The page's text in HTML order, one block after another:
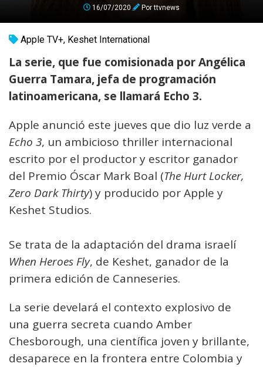
16/07/2020 Porttvnews
Apple TV+, Keshet International
La serie, que fue comisionada por Angélica
Guerra Tamara, jefa de programación
latinoamericana, se llamará Echo 3.
Apple anunció este jueves que dio luz verde a
Echo 3, un ambicioso thriller internacional
escrito por el productor y escritor ganador
del Premio Óscar Mark Boal (The Hurt Locker,
Zero Dark Thirty) y producido por Apple y
Keshet Studios.
Se trata de la adaptación del drama israelí
When Heroes Fly, de Keshet, ganador de la
primera edición de Canneseries.
La serie develará el contexto explosivo de
una guerra secreta cuando Amber
Chesborough, una científica joven y brillante,
desaparece en la frontera entre Colombia y